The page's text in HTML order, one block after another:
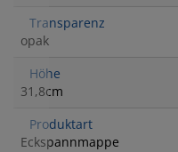
Transparenz
opak
Höhe
31,8cm
Produktart
Eckspannmappe